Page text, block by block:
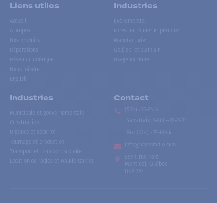
Liens utiles
Accueil
À propos
Nos produits
Réparations
Réseau numérique
Nous joindre
English
Industries
Événementiel
Forestier, minier et pétrolier
Manufacturier
Golf, ski et plein air
Usage extrême
Industries
Municipale et gouvernementale
Construction
Urgence et sécurité
Tournage et production
Transport et transport scolaire
Location de radios et walkie-talkies
Contact
(514) 735-2424
Sans frais
1-866-735-2424
Fax:
(514) 735-8046
info@accesradio.com
5591, rue Paré
Montréal, Québec
H4P 1P7